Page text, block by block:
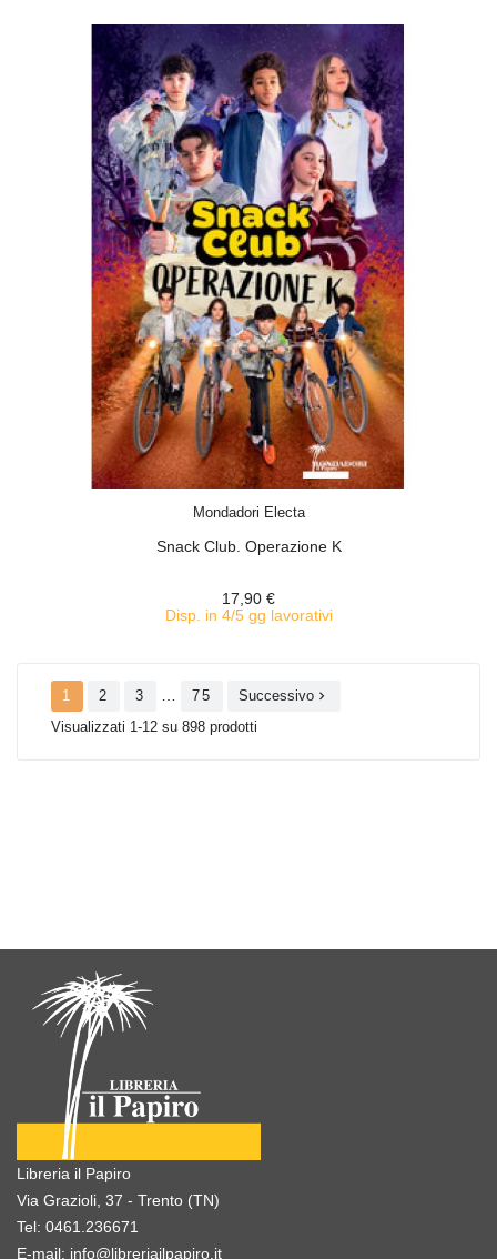
Mondadori Electa
Snack Club. Operazione K
17,90 €
Disp. in 4/5 gg lavorativi
1 2 3 75 Successivo 
Visualizzati 1-12 su 898 prodotti
Libreria il Papiro
Via Grazioli, 37 - Trento (TN)
Tel: 0461.236671
E-mail: info@libreriailpapiro.it